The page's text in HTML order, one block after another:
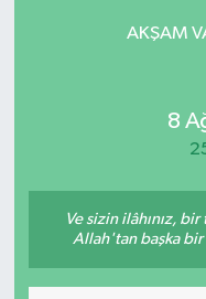
AKŞAM
8
Ve sizin ilâhınız,
Allah'tan başka bir
Son Dakika